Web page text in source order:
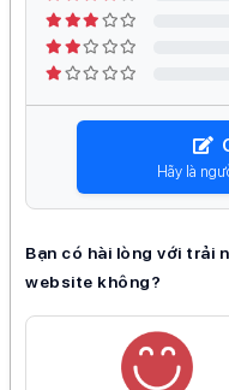
Hãy là
Bạn có hài lòng với trải
website không?